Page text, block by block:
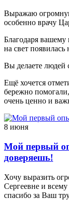
Выражаю
особенно врачу
Благодаря вашему
на свет
Вы делаете людей
Ещё хочется
бережно
очень ценно и
8 июня
Мой первый
доверяешь!
Хочу выразить
Сергеевне и
спасибо за Ваш